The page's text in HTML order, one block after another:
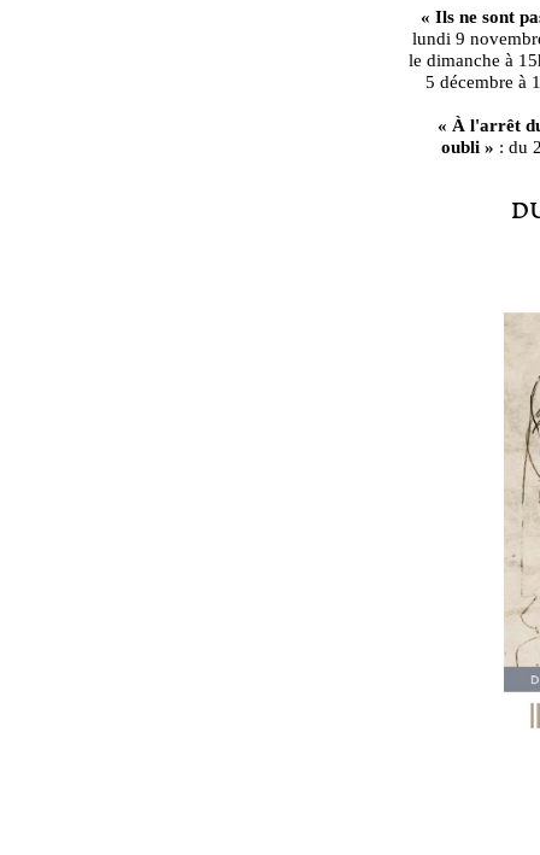
« Ils ne sont
lundi 9
le dimanche à
5 décembre à
« À l'arrêt
oubli » : du